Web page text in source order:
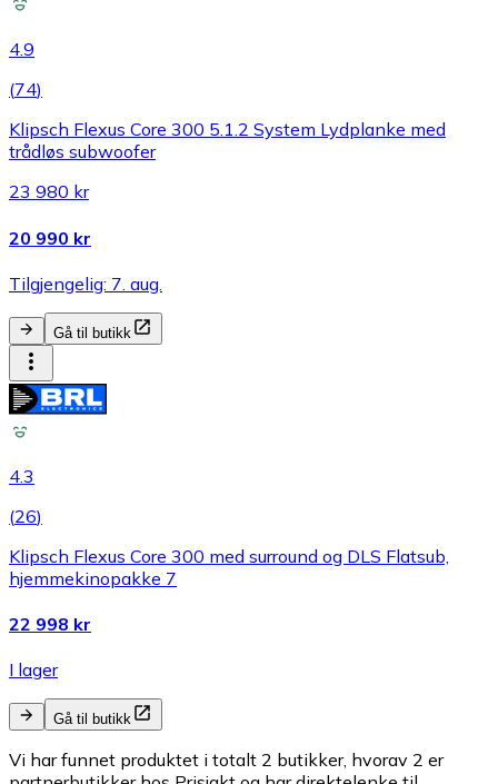
4.9
(74)
Klipsch Flexus Core 300 5.1.2 System Lydplanke med
trådløs subwoofer
23 980 kr
20 990 kr
Tilgjengelig: 7. aug.
Gå til butikk
4.3
(26)
Klipsch Flexus Core 300 med surround og DLS Flatsub,
hjemmekinopakke 7
22 998 kr
I lager
Gå til butikk
Vi har funnet produktet i totalt 2 butikker, hvorav 2 er